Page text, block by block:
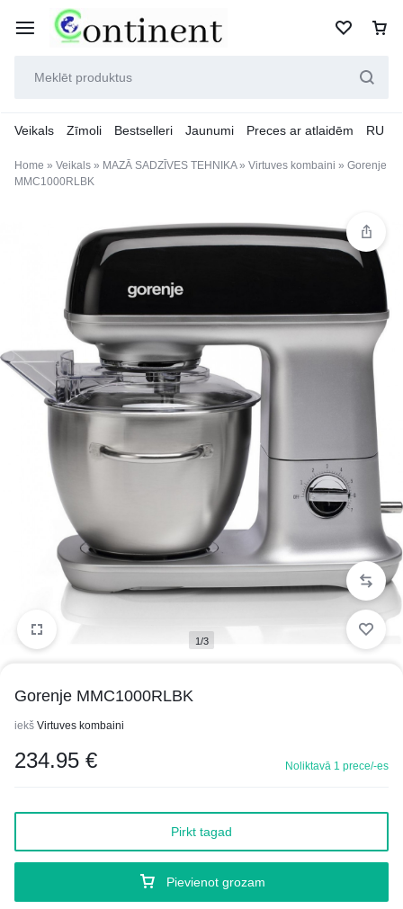
Veikals Zīmoli Bestselleri Jaunumi Preces ar atlaidēm RU
Home » Veikals » MAZĀ SADZĪVES TEHNIKA» Virtuves kombaini » Gorenje
MMC1000RLBK
1/3
Gorenje MMC1000RLBK
iekš Virtuves kombaini
234.95 € Noliktavā 1 prece/-es
Pievienot grozam
Pirkt tagad